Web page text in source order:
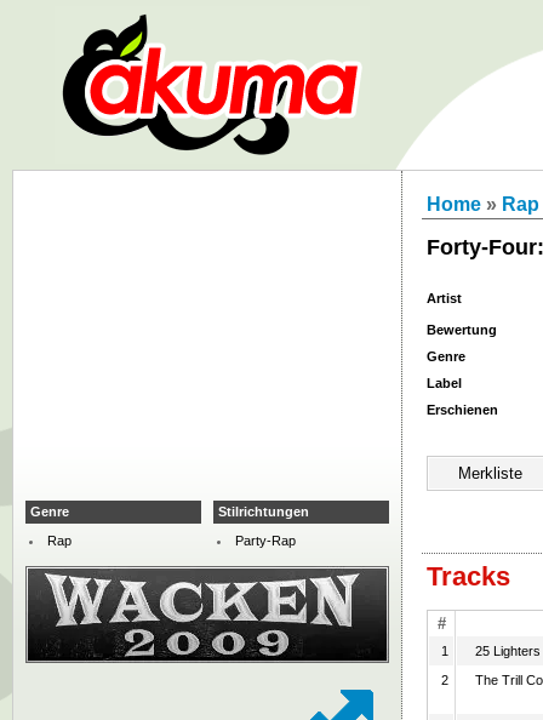
Home » Rap
Forty-
Artist
Bewertung
Genre
Label
Erschienen
Tracks
#
1
25 Lighters
2
The Trill
Genre
Rap
Stilrichtungen
Party-Rap